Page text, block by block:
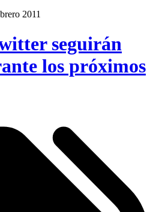
2011
seguirán
los próximos